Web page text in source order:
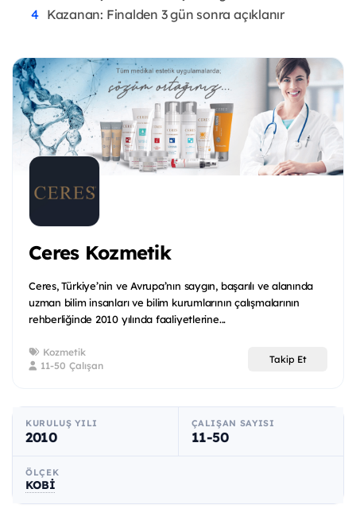
Kazanan: Finalden 3 gün sonra açıklanır
Ceres Kozmetik
Ceres, Türkiye’nin ve Avrupa’nın saygın, başarılı ve alanında
uzman bilim insanları ve bilim kurumlarının çalışmalarının
rehberliğinde 2010 yılında faaliyetlerine...
Kozmetik
11-50 Çalışan
Takip Et
KURULUŞ YILI
2010
ÇALIŞAN SAYISI
11-50
ÖLÇEK
KOBİ